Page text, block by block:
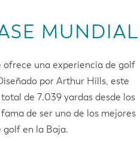
MUNDIAL
ofrece una experiencia de golf
por Arthur Hills, este
de 7.039 yardas desde los
de ser uno de los mejores
golf en la Baja.